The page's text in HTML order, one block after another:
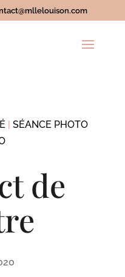
|SÉANCE PHOTO
de